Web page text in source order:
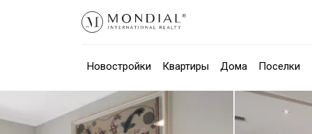
Новостройки Квартиры Дома Поселки